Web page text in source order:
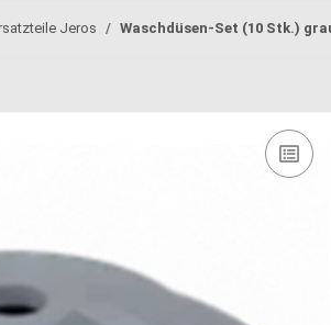
Jeros Waschdüsen-Set (10 Stk.)